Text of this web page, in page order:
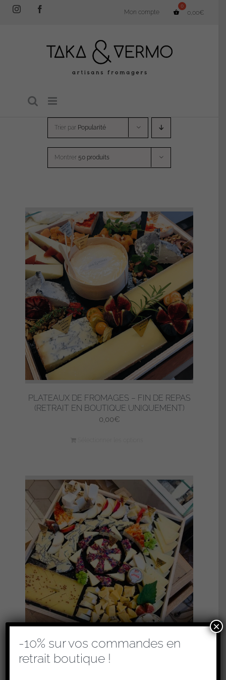
PasserInstagram Mon compte 0,00€
Trier par Popularité
Montrer 50 produits
PLATEAUX DE FROMAGES – FIN DE REPAS
(RETRAIT EN BOUTIQUE UNIQUEMENT)
0,00€
PLATEAUX DE FROMAGES – COCKTAIL
-10% sur vos commandes en
retrait boutique !
×